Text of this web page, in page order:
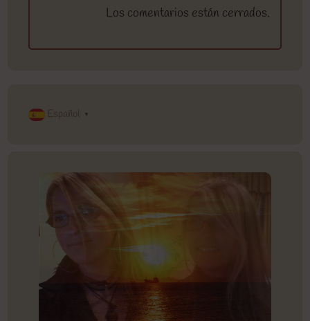
Los comentarios están cerrados.
Español ▼